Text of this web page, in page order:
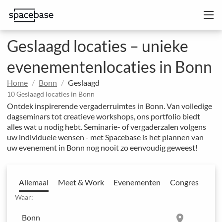
Geslaagd locaties – unieke
evenementenlocaties in Bonn
Home Bonn Geslaagd
10 Geslaagd locaties in Bonn
Ontdek inspirerende vergaderruimtes in Bonn. Van volledige
dagseminars tot creatieve workshops, ons portfolio biedt
alles wat u nodig hebt. Seminarie- of vergaderzalen volgens
uw individuele wensen - met Spacebase is het plannen van
uw evenement in Bonn nog nooit zo eenvoudig geweest!
Allemaal Meet & Work Evenementen Congres
Waar:
location_on